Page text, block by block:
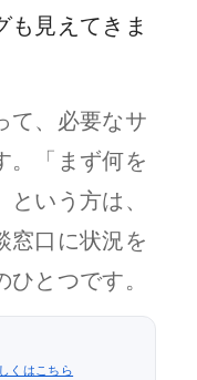
も見えてきま
て、必要なサ
。「まず何を
いう方は、
窓口に状況を
とつです。
くはこちら